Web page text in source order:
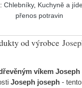
Chlebníky, Kuchyně a
přenos potravin
od výrobce
víkem
Joseph joseph- tento